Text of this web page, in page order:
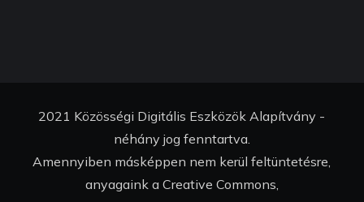
2021 Közösségi Digitális Eszközök Alapítvány -
néhány jog fenntartva.
Amennyiben másképpen nem kerül feltüntetésre,
anyagaink a Creative Commons,